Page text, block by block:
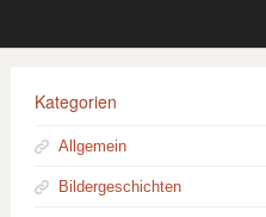
Kategorien
Allgemein
Bildergeschichten